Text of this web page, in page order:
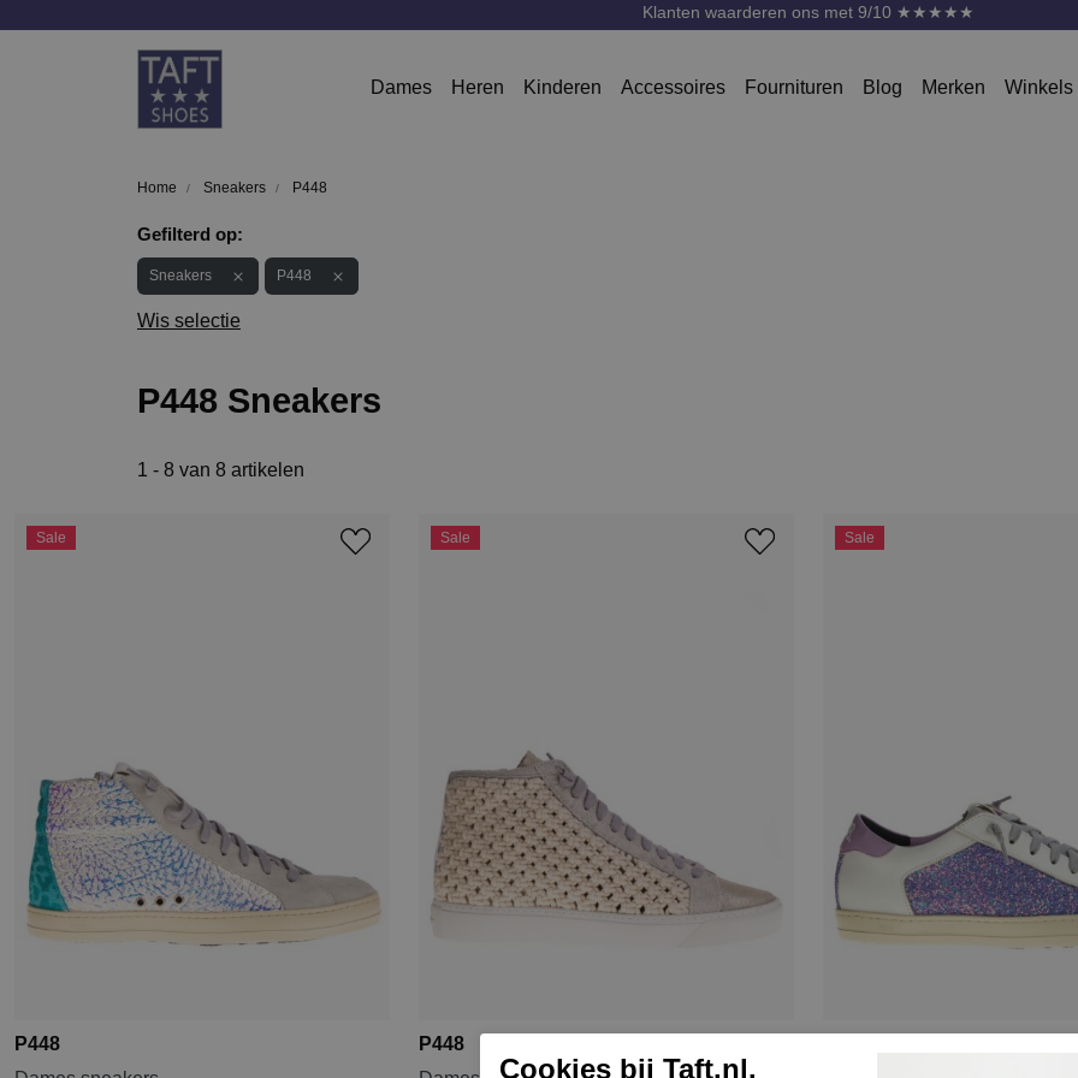
Klanten waarderen ons met 9/10 ★★★★★
Dames Heren Kinderen Accessoires Fournituren Blog Merken Winkels
Home Sneakers P448
Gefilterd op:
Sneakers P448
Wis selectie
P448 Sneakers
1 - 8 van 8 artikelen
Sale
P448
Sale
P448
Sale
Cookies bij Taft.nl.